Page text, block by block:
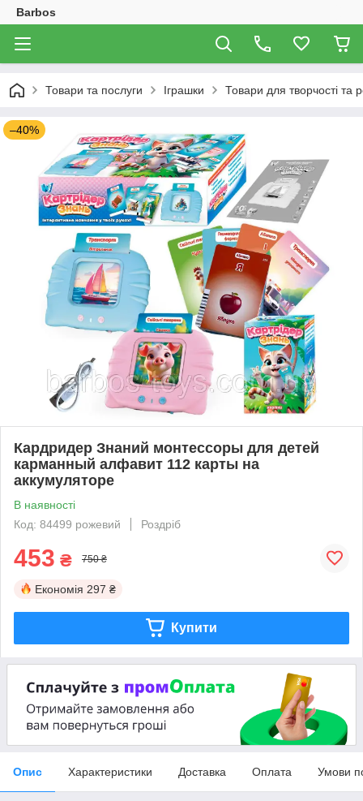
Barbos
Товари та послуги Іграшки Товари для творчості та
–40%
Кардридер Знаний монтессоры для детей
карманный алфавит 112 карты на
аккумуляторе
В наявності
Код: 84499 рожевий
Роздріб
453 ₴ 750 ₴
Економія 297 ₴
Купити
Опис Характеристики Доставка Оплата Умови